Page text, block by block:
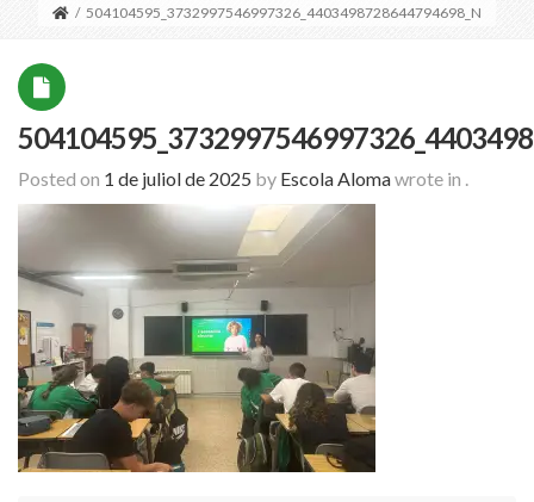
/ 504104595_3732997546997326_4403498728644794698_N
Posted on 1 de juliol de 2025 by Escola Alomawrote in .